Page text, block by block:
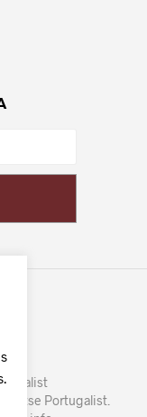
otse Portugalist.